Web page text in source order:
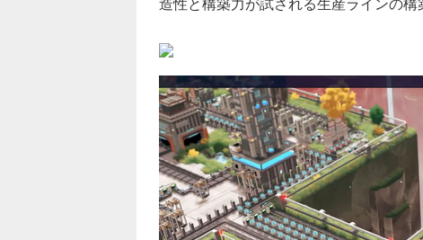
造性と構築力が試される生産ラインの構